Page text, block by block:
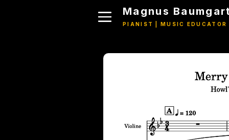
Magnus
PIANIST | MUSIC EDUCATOR